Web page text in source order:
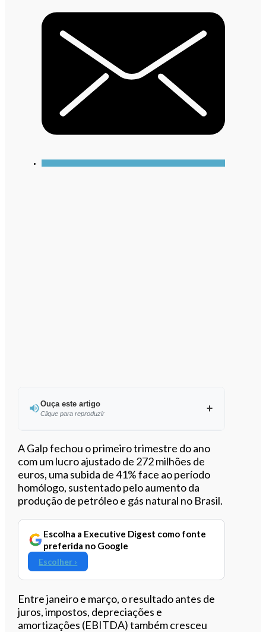
Ouça este artigo
Clique para reproduzir
Ouvir este artigo
A Galp fechou o primeiro trimestre do ano
com um lucro ajustado de 272 milhões de
euros, uma subida de 41% face ao período
homólogo, sustentado pelo aumento da
produção de petróleo e gás natural no Brasil.
Escolha a Executive Digest como fonte
preferida no Google
Escolher ›
Entre janeiro e março, o resultado antes de
juros, impostos, depreciações e
amortizações (EBITDA) também cresceu